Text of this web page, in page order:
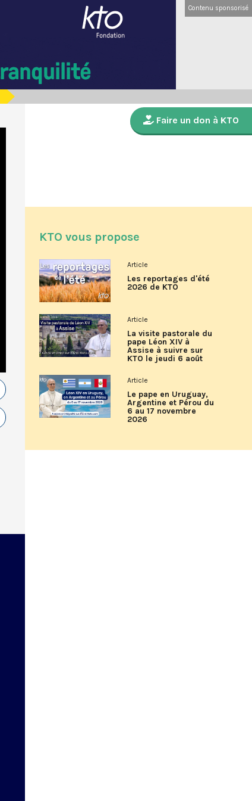
Contenu sponsorisé
Faire un don à KTO
KTO vous propose
Article
Les reportages d'été
2026 de KTO
Article
La visite pastorale du
pape Léon XIV à
Assise à suivre sur
KTO le jeudi 6 août
Article
Le pape en Uruguay,
Argentine et Pérou du
6 au 17 novembre
2026